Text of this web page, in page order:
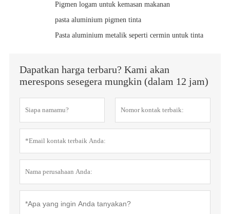
Pigmen logam untuk kemasan makanan
pasta aluminium pigmen tinta
Pasta aluminium metalik seperti cermin untuk tinta
Dapatkan harga terbaru? Kami akan
merespons sesegera mungkin (dalam 12 jam)